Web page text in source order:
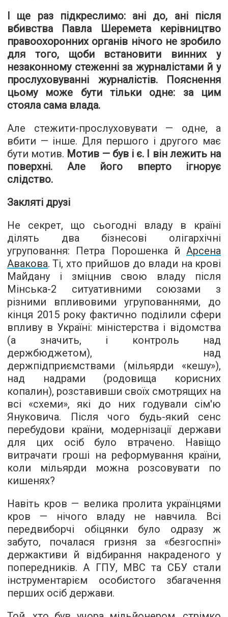
І ще раз підкреслимо: ані до, ані після
вбивства Павла Шеремета керівництво
правоохоронних органів нічого не зробило
для того, щоби встановити винних у
незаконному стеженні за журналістами й у
прослуховуванні журналістів. Пояснення
цьому може бути тільки одне: за цим
стояла сама влада.
Але стежити-прослуховувати — одне, а
вбити — інше. Для першого і другого має
бути мотив. Мотив — був і є. І він лежить на
поверхні. Але його вперто ігнорує
слідство.
Закляті друзі
Не секрет, що сьогодні владу в країні
ділять два бізнесові олігархічні
угруповання: Петра Порошенка й Арсена
Авакова. Ті, хто прийшов до влади на крові
Майдану і зміцнив свою владу після
Мінська-2 ситуативними союзами з
різними впливовими угрупованнями, до
кінця 2015 року фактично поділили сфери
впливу в Україні: міністерства і відомства
(а значить, і контроль над
держбюджетом), над
держпідприємствами (мільярди «кешу»),
над надрами (родовища корисних
копалин), розставивши своїх смотрящих на
всі «схеми», які до них годували сім'ю
Януковича. Після чого будь-який сенс
перебудови країни, модернізації держави
для цих осіб було втрачено. Навіщо
витрачати гроші на реформування країни,
коли мільярди можна розсовувати по
кишенях?
Навіть кров — велика пролита українцями
кров — нічого владу не навчила. Всі
передвиборчі обіцянки було одразу ж
забуто, почалася гризня за «безгоспні»
держактиви й відбирання накраденого у
попередників. А ГПУ, МВС та СБУ стали
інструментарієм особистого збагачення
перших осіб держави.